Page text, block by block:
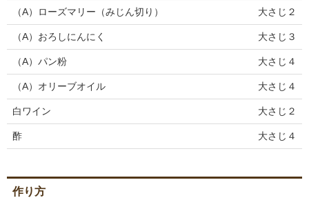
（A）ローズマリー（みじん切り） 大さじ２
（A）おろしにんにく 大さじ３
（A）パン粉 大さじ４
（A）オリーブオイル 大さじ４
白ワイン 大さじ２
酢 大さじ４
作り方